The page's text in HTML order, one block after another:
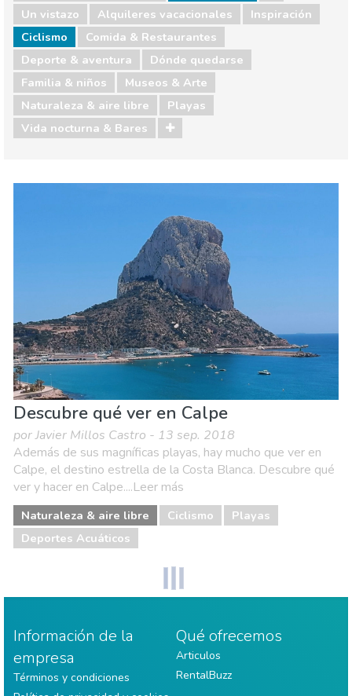
Un vistazo
Alquileres vacacionales
Inspiración
Ciclismo
Comida & Restaurantes
Deporte & aventura
Dónde quedarse
Familia & niños
Museos & Arte
Naturaleza & aire libre
Playas
Vida nocturna & Bares
Familia & niños
Naturaleza & aire libre
Playas
Vida nocturna & Bares
Descubre qué ver en Calpe
por Javier Millos Castro - 13 sep. 2018
Además de sus magníficas playas, hay mucho que ver en
Calpe, el destino estrella de la Costa Blanca. Descubre qué
ver y hacer en Calpe....Leer más
Naturaleza & aire libre Ciclismo
Playas
Deportes Acuáticos
Información de la
empresa
Términos y condiciones
Qué ofrecemos
Articulos
RentalBuzz